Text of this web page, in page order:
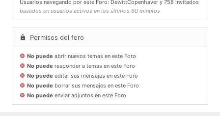
Usuarios navegando por este Foro: DewittCopenhaver y 758 invitados
basados en usuarios activos en los últimos 60 minutos
Permisos del foro
No puede abrir nuevos temas en este Foro
No puede responder a temas en este Foro
No puede editar sus mensajes en este Foro
No puede borrar sus mensajes en este Foro
No puede enviar adjuntos en este Foro